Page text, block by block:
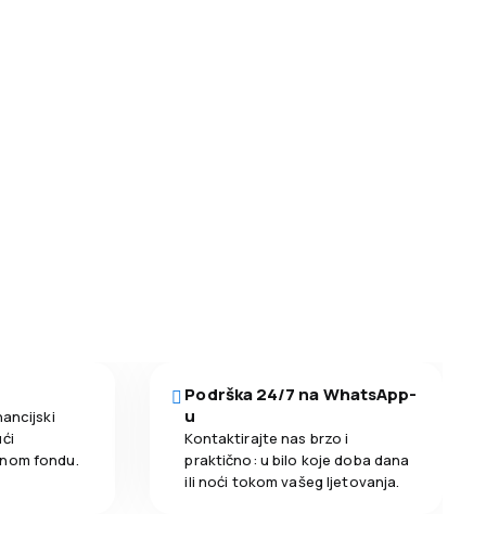
fondu.
Podrška 24/7 na WhatsApp-
u
Kontaktirajte nas brzo i
praktično: u bilo koje doba dana
ili noći tokom vašeg ljetovanja.